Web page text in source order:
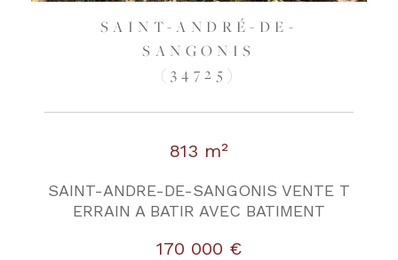
SAINT-ANDRÉ-DE-
SANGONIS
(34725)
813 m²
SAINT-ANDRE-DE-SANGONIS VENTE T
ERRAIN A BATIR AVEC BATIMENT
170 000 €